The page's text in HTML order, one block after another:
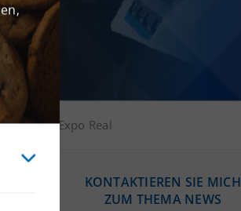
Expo Real
KONTAKTIEREN SIE MICH
ZUM THEMA NEWS